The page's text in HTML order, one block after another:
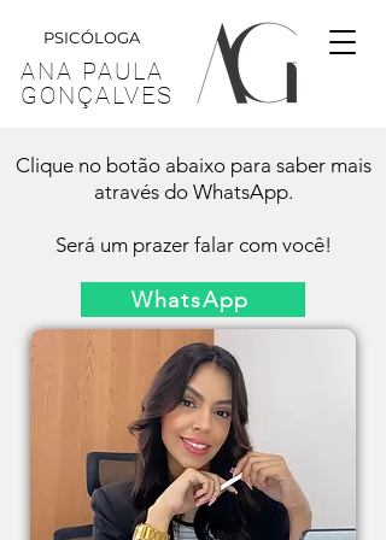
ANA PAULA
GONÇALVES
PSICÓLOGA
Clique no botão abaixo para saber mais
através do WhatsApp.
Será um prazer falar com você!
WhatsApp